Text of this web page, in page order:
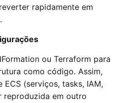
rapidamente em
ou Terraform para
como código. Assim,
ECS (serviços, tasks, IAM,
reproduzida em outro